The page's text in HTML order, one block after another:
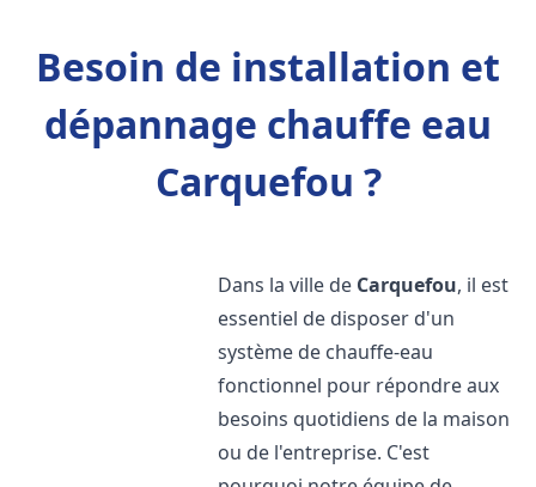
Besoin de installation et
dépannage chauffe eau
Carquefou ?
Dans la ville de Carquefou, il est
essentiel de disposer d'un
système de chauffe-eau
fonctionnel pour répondre aux
besoins quotidiens de la maison
ou de l'entreprise. C'est